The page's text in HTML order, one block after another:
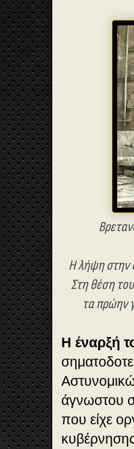
Η λήψη στην
Στη θέση
τα πρώην
Η έναρξή
άγνωστου
που είχε